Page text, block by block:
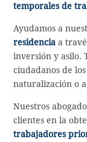
temporales de
Ayudamos a
residencia a
inversión y asilo.
ciudadanos de
naturalización o
Nuestros
clientes en la
trabajadores